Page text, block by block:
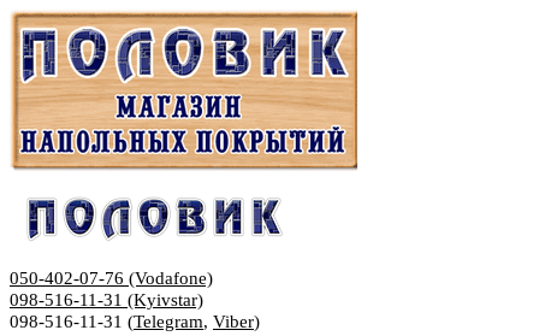
050-402-07-76 (Vodafone)
098-516-11-31 (Kyivstar)
098-516-11-31 (Telegram, Viber)